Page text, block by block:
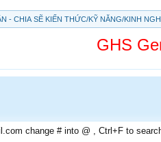
- CHIA SẼ KIẾN THỨC/KỸ NĂNG/KINH
GHS
change # into @ , Ctrl+F to